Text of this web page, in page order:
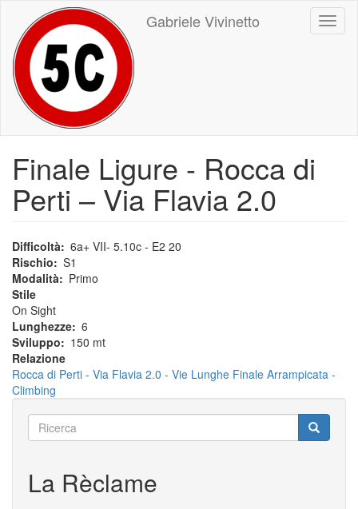
contenuto
principale
Gabriele Vivinetto
Finale Ligure - Rocca di
Perti – Via Flavia 2.0
Difficoltà 6a+ VII- 5.10c - E2 20
Rischio
S1
Modalità
Primo
Stile
On Sight
Lunghezze 6
Sviluppo
150 mt
Relazione
Rocca di Perti - Via Flavia 2.0 - Vie Lunghe Finale Arrampicata -
Climbing
Ricerca
Ricerca Ricerca
La Rèclame